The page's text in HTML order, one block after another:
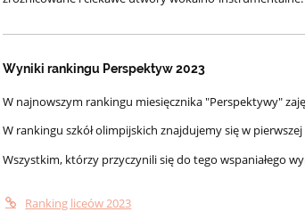
Wyniki rankingu Perspektyw 2023
W najnowszym rankingu miesięcznika "Perspektywy"
W rankingu szkół olimpijskich znajdujemy się w
Wszystkim, którzy przyczynili się do tego wspaniałego
Ranking liceów 2023